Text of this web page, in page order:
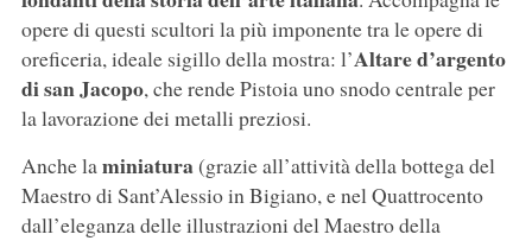
opere di questi scultori la più imponente tra le opere di
oreficeria, ideale sigillo della mostra: l’Altare d’argento
di san Jacopo, che rende Pistoia uno snodo centrale per
la lavorazione dei metalli preziosi.
Anche laminiatura(grazie all’attività della bottega del
Maestro di Sant’Alessio in Bigiano, e nel Quattrocento
dall’eleganza delle illustrazioni del Maestro della